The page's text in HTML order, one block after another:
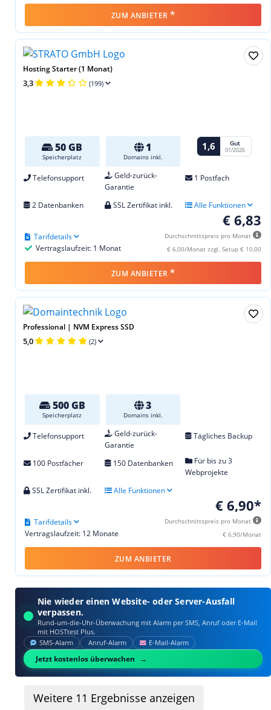
ZUM ANBIETER *
Hosting Starter (1 Monat)
3,3 (199)
50 GB
Speicherplatz
1
Domains inkl.
1,6 Gut
01/2026
Telefonsupport
Geld-zurück-
Garantie
1 Postfach
2 Datenbanken SSL Zertifikat inkl. Alle Funktionen
€ 6,83
Durchschnittspreis pro Monat
€ 6,00/Monat zzgl. Setup € 10,00
Vertragslaufzeit: 1 Monat
Tarifdetails
ZUM ANBIETER *
Professional | NVM Express SSD
5,0 (2)
500 GB
Speicherplatz
3
Domains inkl.
Telefonsupport
Geld-zurück-
Garantie
Tägliches Backup
100 Postfächer 150 Datenbanken
Für bis zu 3
Webprojekte
SSL Zertifikat inkl.
Alle Funktionen
€ 6,90*
Durchschnittspreis pro Monat
€ 6,90/Monat
Vertragslaufzeit: 12 Monate
Tarifdetails
ZUM ANBIETER
Nie wieder einen Website- oder Server-Ausfall
verpassen.
Rund-um-die-Uhr-Überwachung mit Alarm per SMS, Anruf oder E‑Mail
mit HOSTtest Plus.
SMS‑Alarm Anruf‑Alarm E‑Mail‑Alarm
Jetzt kostenlos überwachen
Weitere 11 Ergebnisse anzeigen